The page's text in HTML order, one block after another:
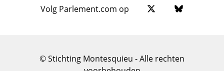
Volg Parlement.com op
© Stichting Montesquieu - Alle rechten